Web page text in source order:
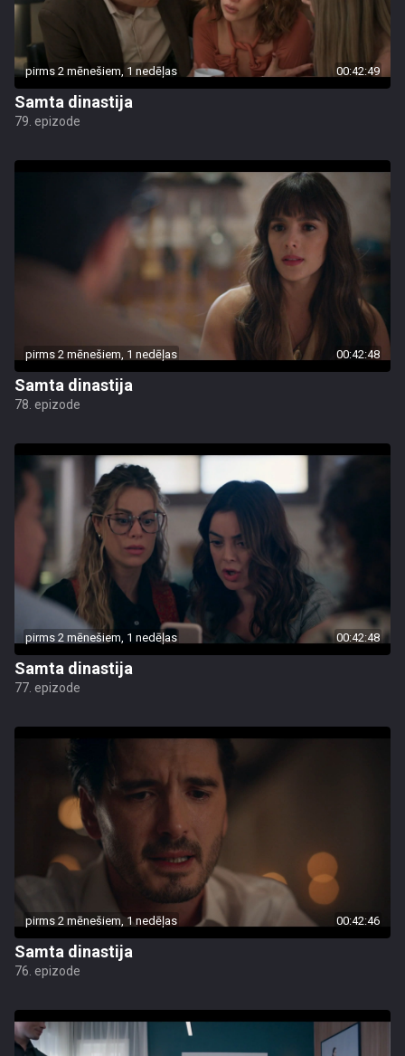
pirms 2 mēnešiem, 1 nedēļas 00:42:49
Samta dinastija
79. epizode
pirms 2 mēnešiem, 1 nedēļas 00:42:48
Samta dinastija
78. epizode
pirms 2 mēnešiem, 1 nedēļas 00:42:48
Samta dinastija
77. epizode
pirms 2 mēnešiem, 1 nedēļas 00:42:46
Samta dinastija
76. epizode